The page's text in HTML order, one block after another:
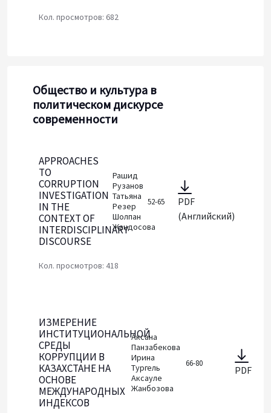
Кол. просмотров: 682
Общество и культура в
политическом дискурсе
современности
APPROACHES
TO
CORRUPTION
INVESTIGATION
IN THE
CONTEXT OF
INTERDISCIPLINARY
DISCOURSE
Рашид
Рузанов
Татьяна
Резер
Шолпан
Жандосова
52-65
PDF
(Английский)
Кол. просмотров: 418
ИЗМЕРЕНИЕ
ИНСТИТУЦИОНАЛЬНОЙ
СРЕДЫ
КОРРУПЦИИ В
КАЗАХСТАНЕ НА
ОСНОВЕ
МЕЖДУНАРОДНЫХ
ИНДЕКСОВ
Аксана
Панзабекова
Ирина
Тургель
Аксауле
Жанбозова
66-80
PDF